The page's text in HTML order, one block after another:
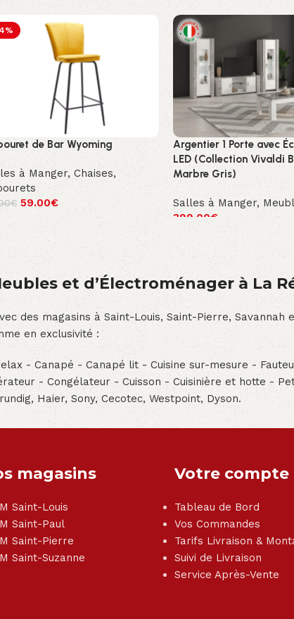
de Bar Wyoming
à Manger, Chaises,
€ 59.00€
Argentier 1 Porte avec
LED (Collection Vivaldi
Marbre Gris)
Salles à Manger,
399.00€
et d’Électroménager à La
des magasins à Saint-Louis, Saint-Pierre,
en exclusivité :
- Canapé - Canapé lit - Cuisine sur-mesure -
- Congélateur - Cuisson - Cuisinière et hotte -
Haier, Sony, Cecotec, Westpoint, Dyson.
magasins
Saint-Louis
Saint-Paul
Saint-Pierre
Saint-Suzanne
Votre compte
Tableau de Bord
Vos Commandes
Tarifs Livraison &
Suivi de Livraison
Service Après-Vente